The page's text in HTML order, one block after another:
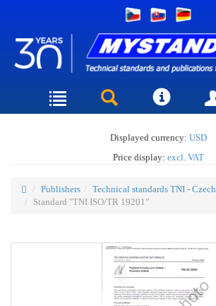
Displayed currency: USD
Price display: excl. VAT
Publishers
Technical standards TNI - Czech
Standard "TNI ISO/TR 19201"